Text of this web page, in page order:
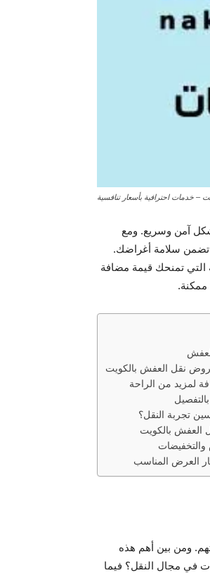
خدمات احترافية بأسعار تنافسية
آمن وسريع. ومع
تضمن سلامة أغراضك.
تمنحك قيمة مضافة
ممكنة.
ومن بين أهم هذه
في مجال النقل؟ فيما